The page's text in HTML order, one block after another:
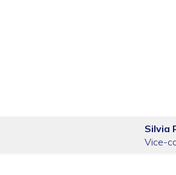
Silvia
Vice-